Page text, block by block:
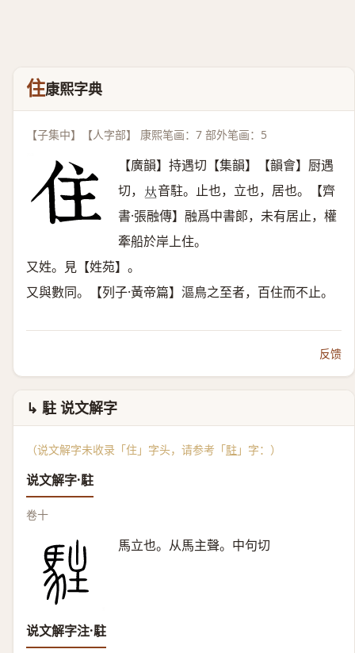
住康熙字典
【子集中】【人字部】 康熙笔画：7 部外笔画：5
【廣韻】持遇切【集韻】【韻會】厨遇
切， 𠀤音駐。止也，立也，居也。【齊
書·張融傳】融爲中書郞，未有居止，權
牽船於岸上住。
又姓。見【姓苑】。
又與數同。【列子·黃帝篇】漚鳥之至者，百住而不止。
反馈
↳ 駐 说文解字
（说文解字未收录「住」字头，请参考「駐 」字：）
说文解字·駐
卷十
馬立也。从馬主聲。中句切
说文解字注·駐